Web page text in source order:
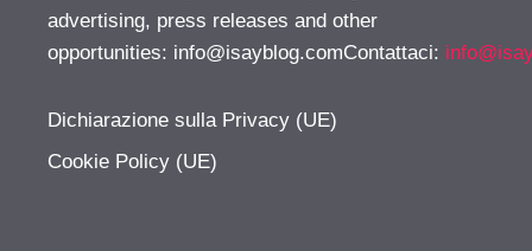
advertising, press releases and other
opportunities: info@isayblog.comContattaci:
Dichiarazione sulla Privacy (UE)
Cookie Policy (UE)